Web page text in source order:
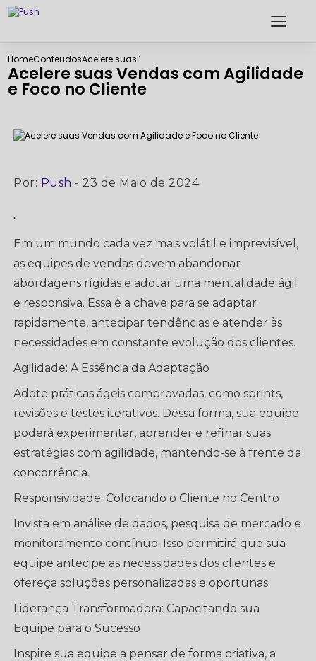
HomeConteudosAcelere suas Vendas com Agilidade e Foco no Cliente
Acelere suas Vendas com Agilidade
e Foco no Cliente
Por: Push - 23 de Maio de 2024
"
Em um mundo cada vez mais volátil e imprevisível,
as equipes de vendas devem abandonar
abordagens rígidas e adotar uma mentalidade ágil
e responsiva. Essa é a chave para se adaptar
rapidamente, antecipar tendências e atender às
necessidades em constante evolução dos clientes.
Agilidade: A Essência da Adaptação
Adote práticas ágeis comprovadas, como sprints,
revisões e testes iterativos. Dessa forma, sua equipe
poderá experimentar, aprender e refinar suas
estratégias com agilidade, mantendo-se à frente da
concorrência.
Responsividade: Colocando o Cliente no Centro
Invista em análise de dados, pesquisa de mercado e
monitoramento contínuo. Isso permitirá que sua
equipe antecipe as necessidades dos clientes e
ofereça soluções personalizadas e oportunas.
Liderança Transformadora: Capacitando sua
Equipe para o Sucesso
Inspire sua equipe a pensar de forma criativa, a